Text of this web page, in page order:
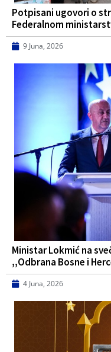
Potpisani ugovori o
Federalnom
9 Juna, 2026
Ministar Lokmić na
,,Odbrana Bosne i
4 Juna, 2026